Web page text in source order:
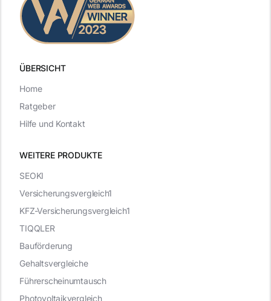
ÜBERSICHT
WEITERE PRODUKTE
SEOKI
Versicherungsvergleich1
KFZ-Versicherungsvergleich1
TIQQLER
Bauförderung
Gehaltsvergleiche
Führerscheinumtausch
Photovoltaikvergleich
Home
Ratgeber
Hilfe und Kontakt